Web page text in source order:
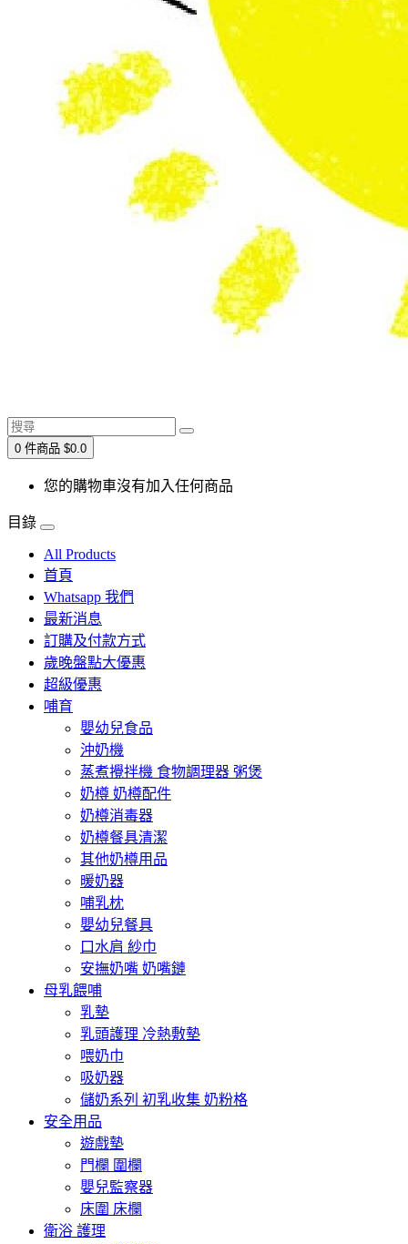
0 件商品 $0.0
您的購物車沒有加入任何商品
目錄
All Products
首頁
Whatsapp 我們
最新消息
訂購及付款方式
歲晚盤點大優惠
超級優惠
哺育
嬰幼兒食品
沖奶機
蒸煮攪拌機 食物調理器 粥煲
奶樽 奶樽配件
奶樽消毒器
奶樽餐具清潔
其他奶樽用品
暖奶器
哺乳枕
嬰幼兒餐具
口水肩 紗巾
安撫奶嘴 奶嘴鏈
母乳餵哺
乳墊
乳頭護理 冷熱敷墊
喂奶巾
吸奶器
儲奶系列 初乳收集 奶粉格
安全用品
遊戲墊
門欄 圍欄
嬰兒監察器
床圍 床欄
衛浴 護理